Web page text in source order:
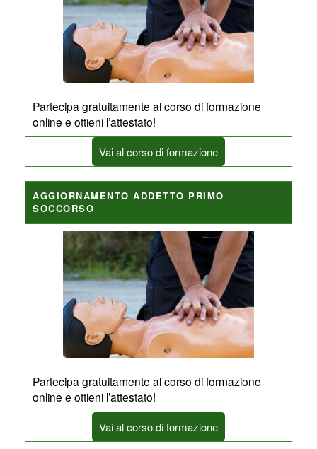
Partecipa gratuitamente al corso di formazione
online e ottieni l’attestato!
Vai al corso di formazione
AGGIORNAMENTO ADDETTO PRIMO
SOCCORSO
Partecipa gratuitamente al corso di formazione
online e ottieni l’attestato!
Vai al corso di formazione